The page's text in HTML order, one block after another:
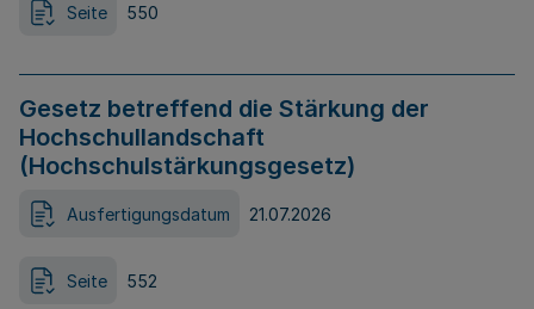
Seite 550
Gesetz betreffend die Stärkung der
Hochschullandschaft
(Hochschulstärkungsgesetz)
Ausfertigungsdatum 21.07.2026
Seite 552